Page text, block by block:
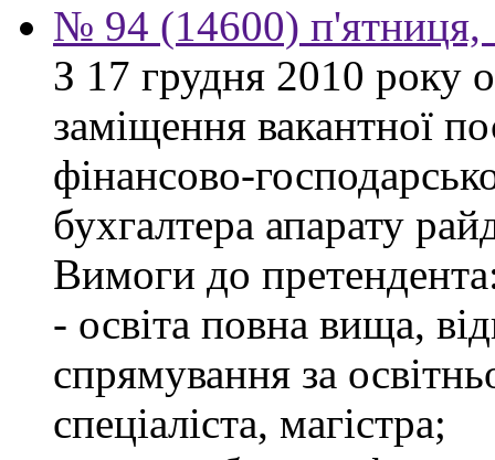
№ 94 (14600) п'ятниця,
З 17 грудня 2010 року
заміщення вакантної
фінансово-
бухгалтера апарату
Вимоги до
- освіта повна вища,
спрямування за
спеціаліста, магістра;